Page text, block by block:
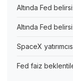
Altında Fed
Altında Fed
SpaceX
Fed faiz